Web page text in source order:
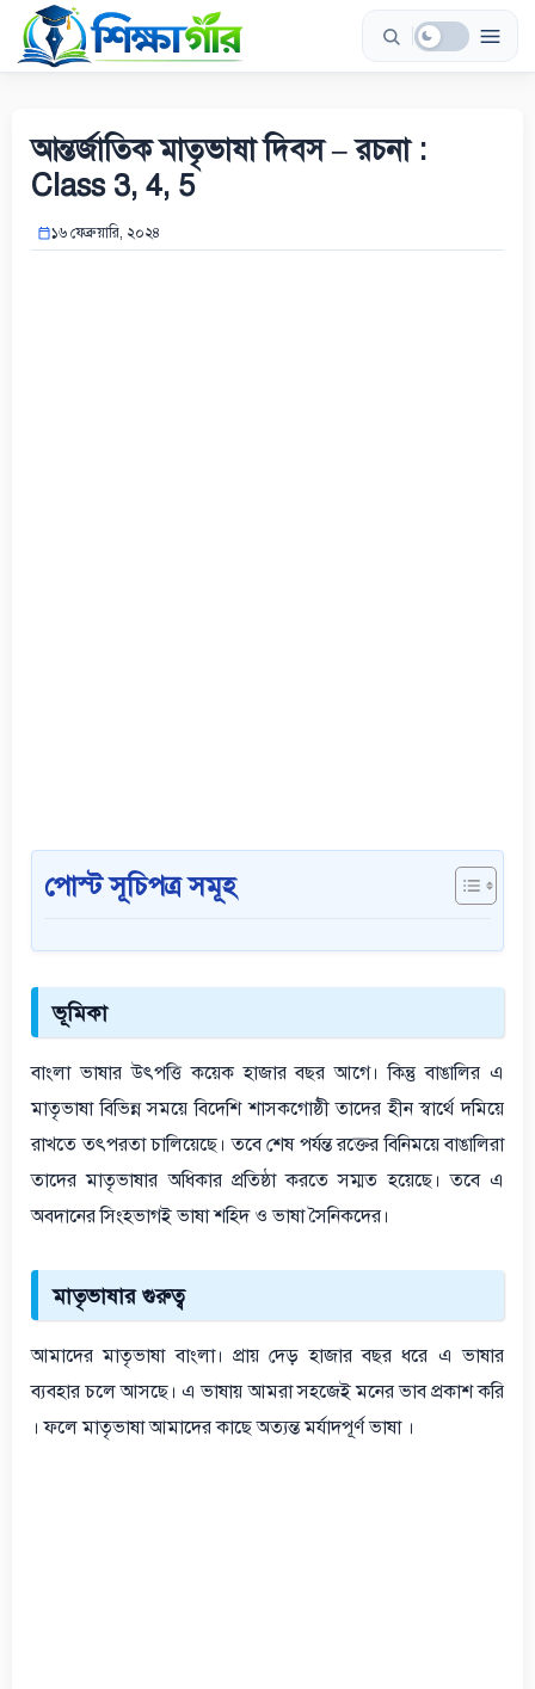
Skip
content
আন্তর্জাতিক মাতৃভাষা দিবস – রচনা :
Class 3, 4, 5
১৬ ফেব্রুয়ারি, ২০২৪
পোস্ট সূচিপত্র সমূহ
ভূমিকা
বাংলা ভাষার উৎপত্তি কয়েক হাজার বছর আগে। কিন্তু বাঙালির এ
মাতৃভাষা বিভিন্ন সময়ে বিদেশি শাসকগোষ্ঠী তাদের হীন স্বার্থে দমিয়ে
রাখতে তৎপরতা চালিয়েছে। তবে শেষ পর্যন্ত রক্তের বিনিময়ে বাঙালিরা
তাদের মাতৃভাষার অধিকার প্রতিষ্ঠা করতে সম্মত হয়েছে। তবে এ
অবদানের সিংহভাগই ভাষা শহিদ ও ভাষা সৈনিকদের।
মাতৃভাষার গুরুত্ব
আমাদের মাতৃভাষা বাংলা। প্রায় দেড় হাজার বছর ধরে এ ভাষার
ব্যবহার চলে আসছে। এ ভাষায় আমরা সহজেই মনের ভাব প্রকাশ করি
। ফলে মাতৃভাষা আমাদের কাছে অত্যন্ত মর্যাদপূর্ণ ভাষা ।